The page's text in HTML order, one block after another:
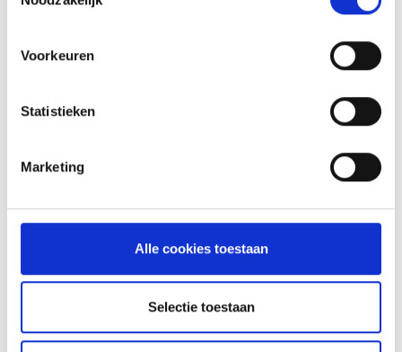
Voorkeuren
Statistieken
Marketing
Alle cookies toestaan
Selectie toestaan
ASSORTIMENT
BARBECUE'S